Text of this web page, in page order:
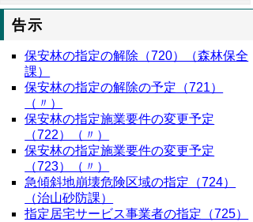
告示
保安林の指定の解除（720）（森林保全
課）
保安林の指定の解除の予定（721）
（〃）
保安林の指定施業要件の変更予定
（722）（〃）
保安林の指定施業要件の変更予定
（723）（〃）
急傾斜地崩壊危険区域の指定（724）
（治山砂防課）
指定居宅サービス事業者の指定（725）